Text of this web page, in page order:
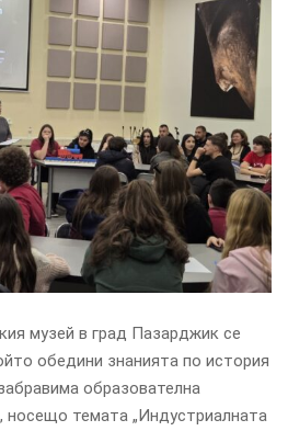
музей в град Пазарджик се
обедини знанията по история
образователна
темата „Индустриалната